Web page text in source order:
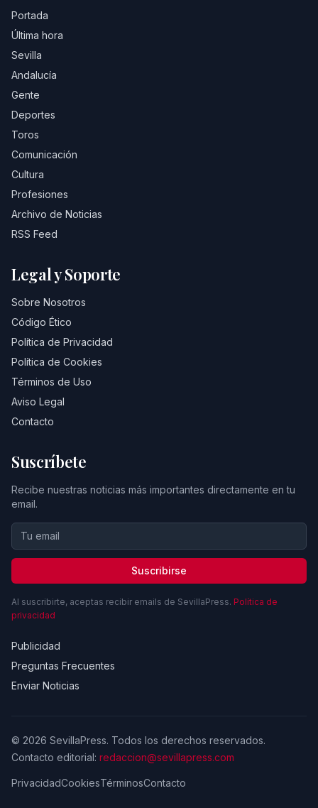
Portada
Última hora
Sevilla
Andalucía
Gente
Deportes
Toros
Comunicación
Cultura
Profesiones
Archivo de Noticias
RSS Feed
Legal y Soporte
Sobre Nosotros
Código Ético
Política de Privacidad
Política de Cookies
Términos de Uso
Aviso Legal
Contacto
Suscríbete
Recibe nuestras noticias más importantes directamente en tu
email.
Suscribirse
Al suscribirte, aceptas recibir emails de SevillaPress. Política de
privacidad
Publicidad
Preguntas Frecuentes
Enviar Noticias
© 2026 SevillaPress. Todos los derechos reservados.
Contacto editorial: redaccion@sevillapress.com
PrivacidadCookiesTérminosContacto